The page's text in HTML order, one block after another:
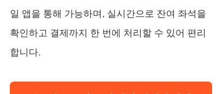
일 앱을 통해 가능하며, 실시간으로 잔여 좌석을
확인하고 결제까지 한 번에 처리할 수 있어 편리
합니다.